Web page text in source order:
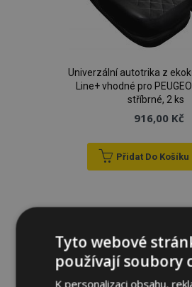
Univerzální autotrika z
Line+ vhodné pro
stříbrné, 2 ks
916,00 Kč
Přidat Do Košíku
Tyto webové
používají soubory
K personalizaci obsahu,